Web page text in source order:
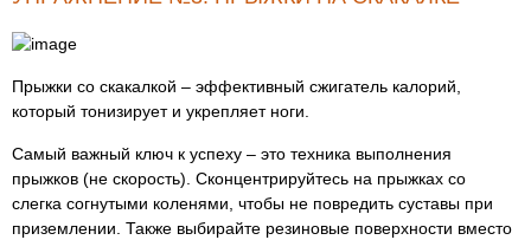
Прыжки со скакалкой – эффективный сжигатель калорий,
который тонизирует и укрепляет ноги.
Самый важный ключ к успеху – это техника выполнения
прыжков (не скорость). Сконцентрируйтесь на прыжках со
слегка согнутыми коленями, чтобы не повредить суставы при
приземлении. Также выбирайте резиновые поверхности вместо